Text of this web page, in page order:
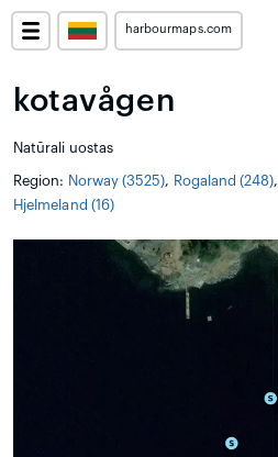
harbourmaps.com
kotavågen
Natūrali uostas
Region: Norway (3525), Rogaland (248),
Hjelmeland (16)